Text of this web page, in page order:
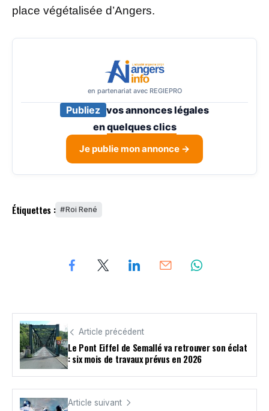
place végétalisée d’Angers.
en partenariat avec REGIEPRO
Publiez vos annonces légales
enquelques clics
Je publie mon annonce →
Étiquettes : Roi René
Article précédent
Le Pont Eiffel de Semallé va retrouver son éclat
: six mois de travaux prévus en 2026
Article suivant